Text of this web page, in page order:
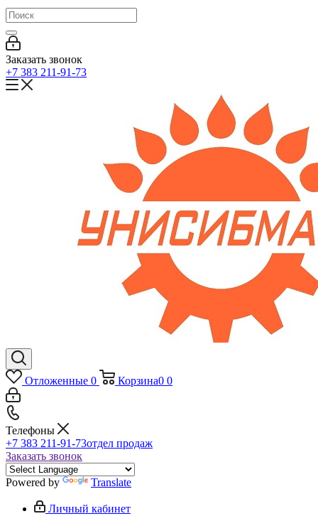
Заказать звонок
+7 383 211-91-73
Отложенные 0 Корзина0 0
Телефоны
+7 383 211-91-73отдел продаж
Заказать звонок
Powered by Translate
Личный кабинет